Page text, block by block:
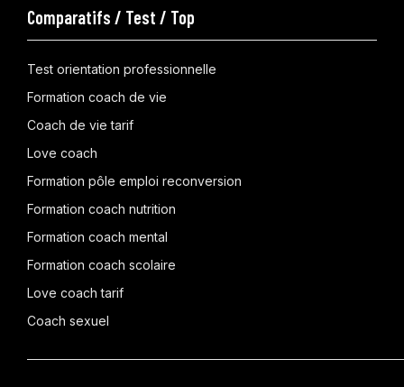
Comparatifs / Test / Top
Test orientation professionnelle
Formation coach de vie
Coach de vie tarif
Love coach
Formation pôle emploi reconversion
Formation coach nutrition
Formation coach mental
Formation coach scolaire
Love coach tarif
Coach sexuel